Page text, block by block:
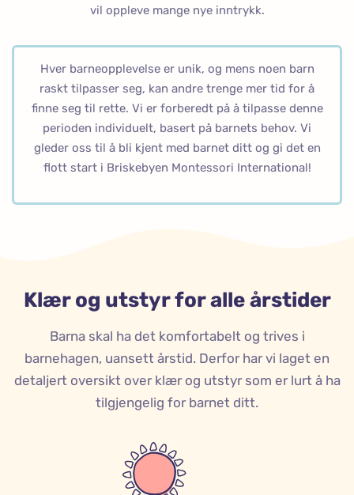
vil oppleve mange nye inntrykk.
Hver barneopplevelse er unik, og mens noen barn
raskt tilpasser seg, kan andre trenge mer tid for å
finne seg til rette. Vi er forberedt på å tilpasse denne
perioden individuelt, basert på barnets behov. Vi
gleder oss til å bli kjent med barnet ditt og gi det en
flott start i Briskebyen Montessori International!
Klær og utstyr for alle årstider
Barna skal ha det komfortabelt og trives i
barnehagen, uansett årstid. Derfor har vi laget en
detaljert oversikt over klær og utstyr som er lurt å ha
tilgjengelig for barnet ditt.